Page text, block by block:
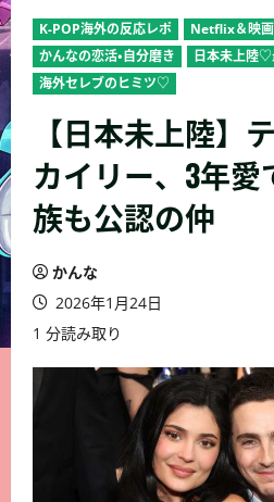
K-POP海外の反応レポ
Netflix＆映
かんなの恋活・自分磨き
日本未上陸♡
海外セレブのヒミツ♡
【日本未上陸】
カイリー、3年
族も公認の仲
かんな
2026年1月24日
1 分読み取り